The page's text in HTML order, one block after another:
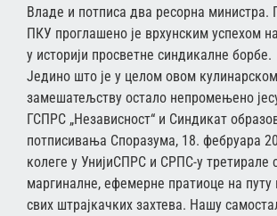
Владе и потписа два ресорна министра.
ПКУ проглашено је врхунским успехом
у историји просветне синдикалне борбе.
Једино што је у целом овом кулинарском
замешатељству остало непромењено
ГСПРС „Независност“ и Синдикат
потписивања Споразума, 18. фебруара
колеге у УнијиСПРС и СРПС-у третирале
маргиналне, ефемерне пратиоце на
свих штрајкачких захтева. Нашу